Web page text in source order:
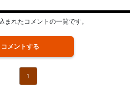
まれたコメントの一覧です。
コメントする
1